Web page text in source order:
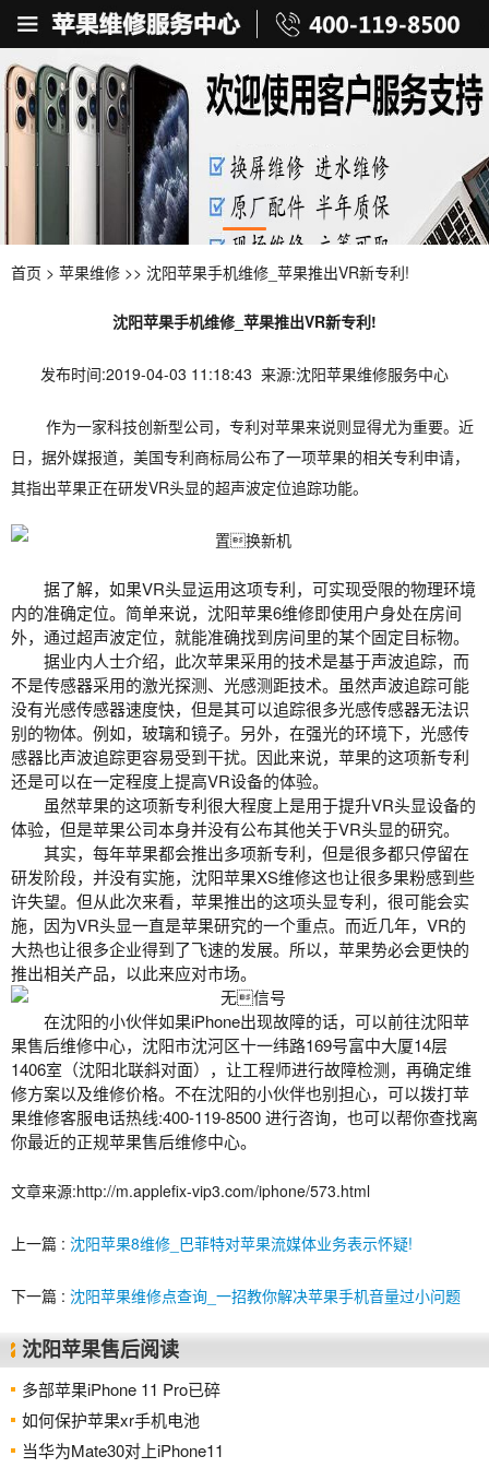
首页 > 苹果维修 >> 沈阳苹果手机维修_苹果推出VR新专利!
沈阳苹果手机维修_苹果推出VR新专利!
发布时间:2019-04-03 11:18:43 来源:沈阳苹果维修服务中心
作为一家科技创新型公司，专利对苹果来说则显得尤为重要。近
日，据外媒报道，美国专利商标局公布了一项苹果的相关专利申请，
其指出苹果正在研发VR头显的超声波定位追踪功能。
据了解，如果VR头显运用这项专利，可实现受限的物理环境
内的准确定位。简单来说， 沈阳苹果6维修即使用户身处在房间
外，通过超声波定位，就能准确找到房间里的某个固定目标物。
据业内人士介绍，此次苹果采用的技术是基于声波追踪，而
不是传感器采用的激光探测、光感测距技术。虽然声波追踪可能
没有光感传感器速度快，但是其可以追踪很多光感传感器无法识
别的物体。例如，玻璃和镜子。另外，在强光的环境下，光感传
感器比声波追踪更容易受到干扰。因此来说，苹果的这项新专利
还是可以在一定程度上提高VR设备的体验。
虽然苹果的这项新专利很大程度上是用于提升VR头显设备的
体验，但是苹果公司本身并没有公布其他关于VR头显的研究。
其实，每年苹果都会推出多项新专利，但是很多都只停留在
研发阶段，并没有实施， 沈阳苹果XS维修这也让很多果粉感到些
许失望。但从此次来看，苹果推出的这项头显专利，很可能会实
施，因为VR头显一直是苹果研究的一个重点。而近几年，VR的
大热也让很多企业得到了飞速的发展。所以，苹果势必会更快的
推出相关产品，以此来应对市场。
在沈阳的小伙伴如果iPhone出现故障的话，可以前往沈阳苹
果售后维修中心，沈阳市沈河区十一纬路169号富中大厦14层
1406室（沈阳北联斜对面），让工程师进行故障检测，再确定维
修方案以及维修价格。不在沈阳的小伙伴也别担心，可以拨打苹
果维修客服电话热线:400-119-8500 进行咨询，也可以帮你查找离
你最近的正规苹果售后维修中心。
文章来源:http://m.applefix-vip3.com/iphone/573.html
上一篇 : 沈阳苹果8维修_巴菲特对苹果流媒体业务表示怀疑!
下一篇 : 沈阳苹果维修点查询_一招教你解决苹果手机音量过小问题
沈阳苹果售后阅读
多部苹果iPhone 11 Pro已碎
如何保护苹果xr手机电池
当华为Mate30对上iPhone11